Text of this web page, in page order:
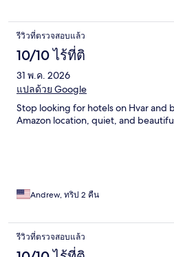
รีวิวที่ตรวจสอบแล้ว
10/10 ไร้ที่ติ
31 พ.ค. 2026
แปลด้วย Google
Stop looking for hotels on Hvar and
Amazon location, quiet, and
Andrew, ทริป 2 คืน
รีวิวที่ตรวจสอบแล้ว